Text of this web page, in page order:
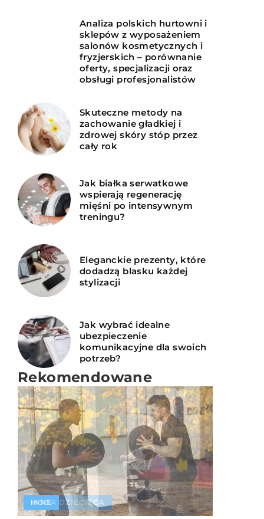
Analiza polskich hurtowni i
sklepów z wyposażeniem
salonów kosmetycznych i
fryzjerskich – porównanie
oferty, specjalizacji oraz
obsługi profesjonalistów
Skuteczne metody na
zachowanie gładkiej i
zdrowej skóry stóp przez
cały rok
Jak białka serwatkowe
wspierają regenerację
mięśni po intensywnym
treningu?
Eleganckie prezenty, które
dodadzą blasku każdej
stylizacji
Jak wybrać idealne
ubezpieczenie
komunikacyjne dla swoich
potrzeb?
Rekomendowane
INNE
INNE
MODA DZIECIĘCA